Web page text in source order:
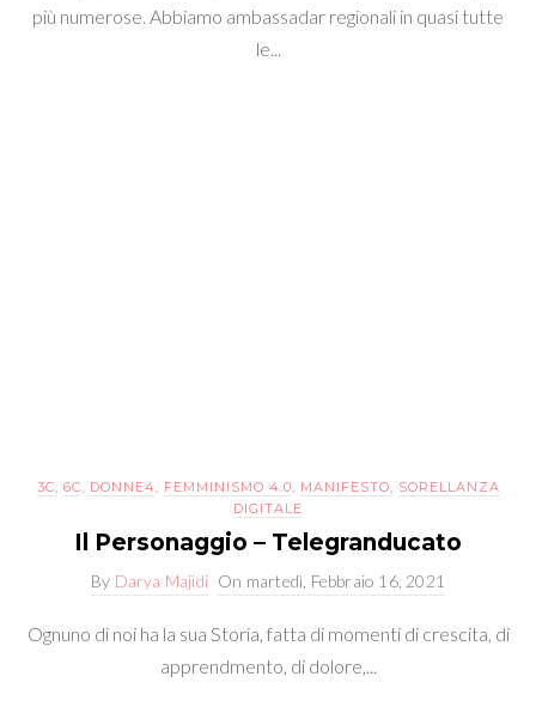
più numerose. Abbiamo ambassadar regionali in quasi tutte
le...
3C 6C DONNE4 FEMMINISMO 4.0 MANIFESTO
SORELLANZA
DIGITALE
Il Personaggio – Telegranducato
By Darya Majidi On martedì, Febbraio 16, 2021
Ognuno di noi ha la sua Storia, fatta di momenti di crescita, di
apprendmento, di dolore,...